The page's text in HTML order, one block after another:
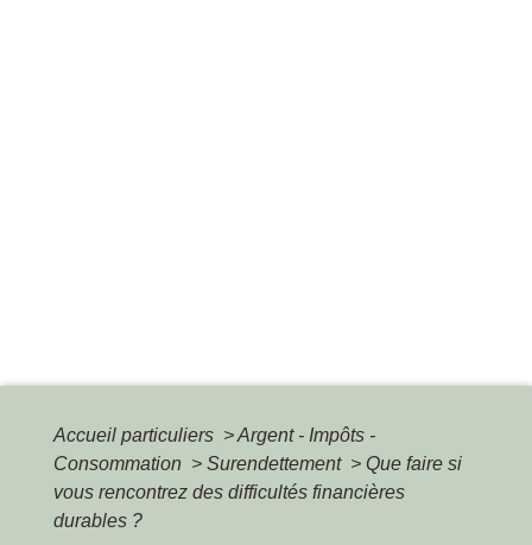
Accueil particuliers >Argent - Impôts -
Consommation > Surendettement > Que faire si
vous rencontrez des difficultés financières
durables ?